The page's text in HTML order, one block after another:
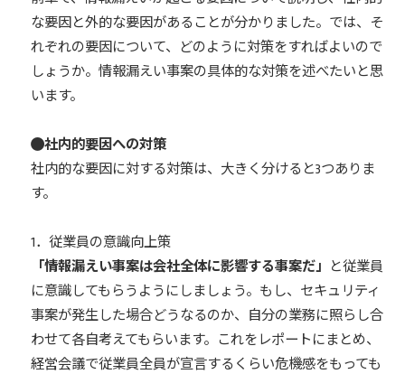
な要因と外的な要因があることが分かりました。では、そ
れぞれの要因について、どのように対策をすればよいので
しょうか。情報漏えい事案の具体的な対策を述べたいと思
います。
社内的要因への対策
社内的な要因に対する対策は、大きく分けると3つありま
す。
1．従業員の意識向上策
「情報漏えい事案は会社全体に影響する事案だ」
と従業員
に意識してもらうようにしましょう。もし、セキュリティ
事案が発生した場合どうなるのか、自分の業務に照らし合
わせて各自考えてもらいます。これをレポートにまとめ、
経営会議で従業員全員が宣言するくらい危機感をもっても